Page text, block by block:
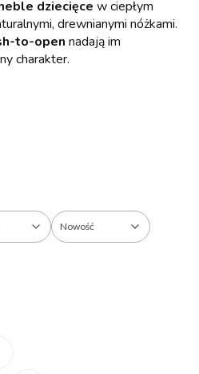
dziecięce w ciepłym
drewnianymi nóżkami.
to-open nadają im
charakter.
Nowość